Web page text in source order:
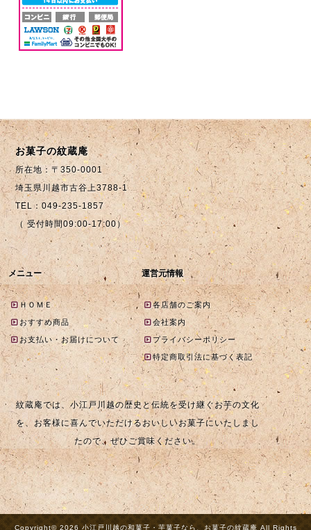
お菓子の紋蔵庵
所在地：〒350-0001
埼玉県川越市古谷上3788-1
TEL：049-235-1857
（ 受付時間09:00-17:00）
メニュー
ＨＯＭＥ
おすすめ商品
お支払い・お届けについて
運営元情報
各店舗のご案内
会社案内
プライバシーポリシー
特定商取引法に基づく表記
紋蔵庵では、小江戸川越の歴史と伝統を受け継ぐお芋の文化
を、お客様に喜んでいただけるおいしいお菓子にいたしまし
たので、ぜひご賞味ください。
Copyright© 2026 小江戸川越の和菓子・芋菓子なら、お菓子の紋蔵庵 All Rights